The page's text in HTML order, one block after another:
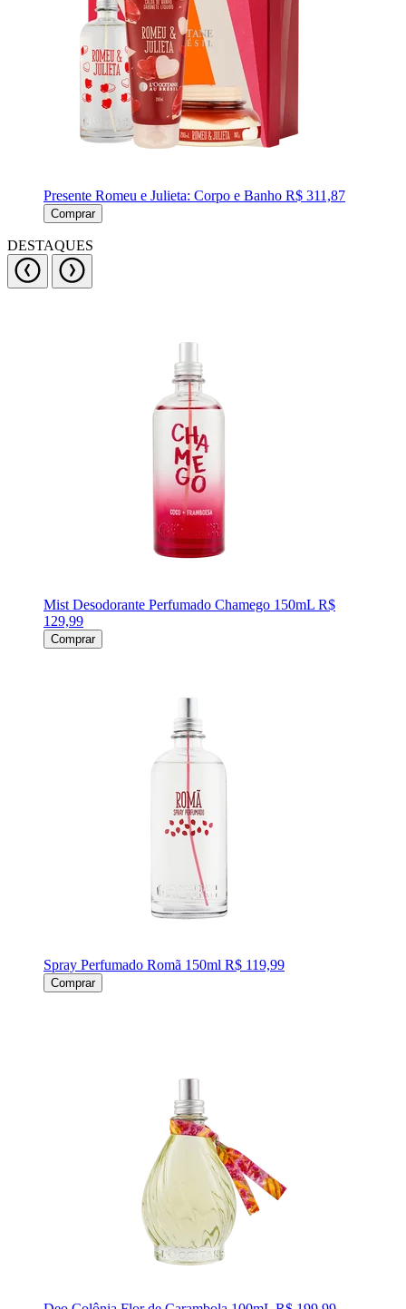
Presente Romeu e Julieta: Corpo e Banho R$ 311,87
Comprar
DESTAQUES
Mist Desodorante Perfumado Chamego 150mL R$
129,99
Comprar
Spray Perfumado Romã 150ml R$ 119,99
Comprar